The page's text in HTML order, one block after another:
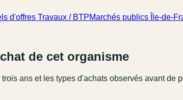
d'offres Travaux / BTPMarchés publics Île-de-
de cet organisme
ans et les types d'achats observés avant de